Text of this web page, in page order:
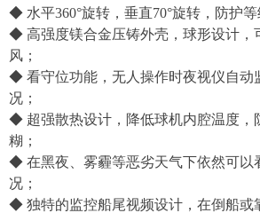
◆ 水平360°旋转 ， 垂直70°旋转， 防护等
◆ 高强度镁合金压铸外壳，球形设计，
风；
◆ 看守位功能，无人操作时夜视仪自动
况；
◆ 超强散热设计，降低球机内腔温度，
糊；
◆ 在黑夜、雾霾等恶劣天气下依然可以
况；
◆ 独特的监控船尾视频设计，在倒船或